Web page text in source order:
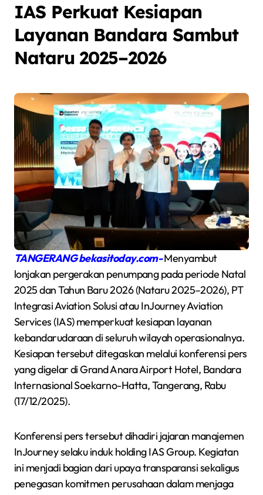
IAS Perkuat Kesiapan
Layanan Bandara Sambut
Nataru 2025–2026
TANGERANGbekasitoday.com-Menyambut
lonjakan pergerakan penumpang pada periode Natal
2025 dan Tahun Baru 2026 (Nataru 2025–2026), PT
Integrasi Aviation Solusi atau InJourney Aviation
Services (IAS) memperkuat kesiapan layanan
kebandarudaraan di seluruh wilayah operasionalnya.
Kesiapan tersebut ditegaskan melalui konferensi pers
yang digelar di Grand Anara Airport Hotel, Bandara
Internasional Soekarno-Hatta, Tangerang, Rabu
(17/12/2025).
Konferensi pers tersebut dihadiri jajaran manajemen
InJourney selaku induk holding IAS Group. Kegiatan
ini menjadi bagian dari upaya transparansi sekaligus
penegasan komitmen perusahaan dalam menjaga